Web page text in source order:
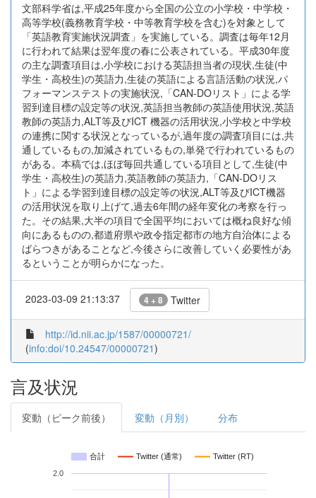
文部科学省は,平成25年度から全国の公立の小学校・中学校・
高等学校(義務教育学校・中等教育学校を含む)を対象として
「英語教育実施状況調査」を実施している。調査は毎年12月
に行われて結果は翌年度の春に公表されている。平成30年度
の主な調査項目は,小学校における英語担当者の現状,生徒(中
学生・高校生)の英語力,生徒の英語による言語活動の状況,パ
フォーマンステストの実施状況,「CAN-DOリスト」による学
習到達目標の設定等の状況,英語担当教師の英語使用状況,英語
教師の英語力,ALT等及びICT 機器の活用状況,小学校と中学校
の連携に関する状況となっているが,過年度の調査項目には,共
通しているもの,加減されているもの,単発で行われているもの
がある。本稿では,ほぼ毎回共通している項目として,生徒(中
学生・高校生)の英語力,英語教師の英語力,「CAN-DOリス
ト」による学習到達目標の設定等の状況,ALT等及びICT機器
の活用状況を取り上げて,過去6年間の経年変化の考察を行っ
た。その結果,大半の項目で全国平均においては概ね良好な傾
向にあるものの,都道府県や政令指定都市の地方自治体による
ばらつきがあることなど,今後さらに改善していく必要性があ
るということが明らかになった。
2023-03-09 21:13:37 4 + 8 Twitter
http://id.nii.ac.jp/1587/00000721/
(info:doi/10.24547/00000721)
言及状況
変動（ピーク前後） 変動（月別） 分布
合計 Twitter (通常) Twitter (RT)
2.0